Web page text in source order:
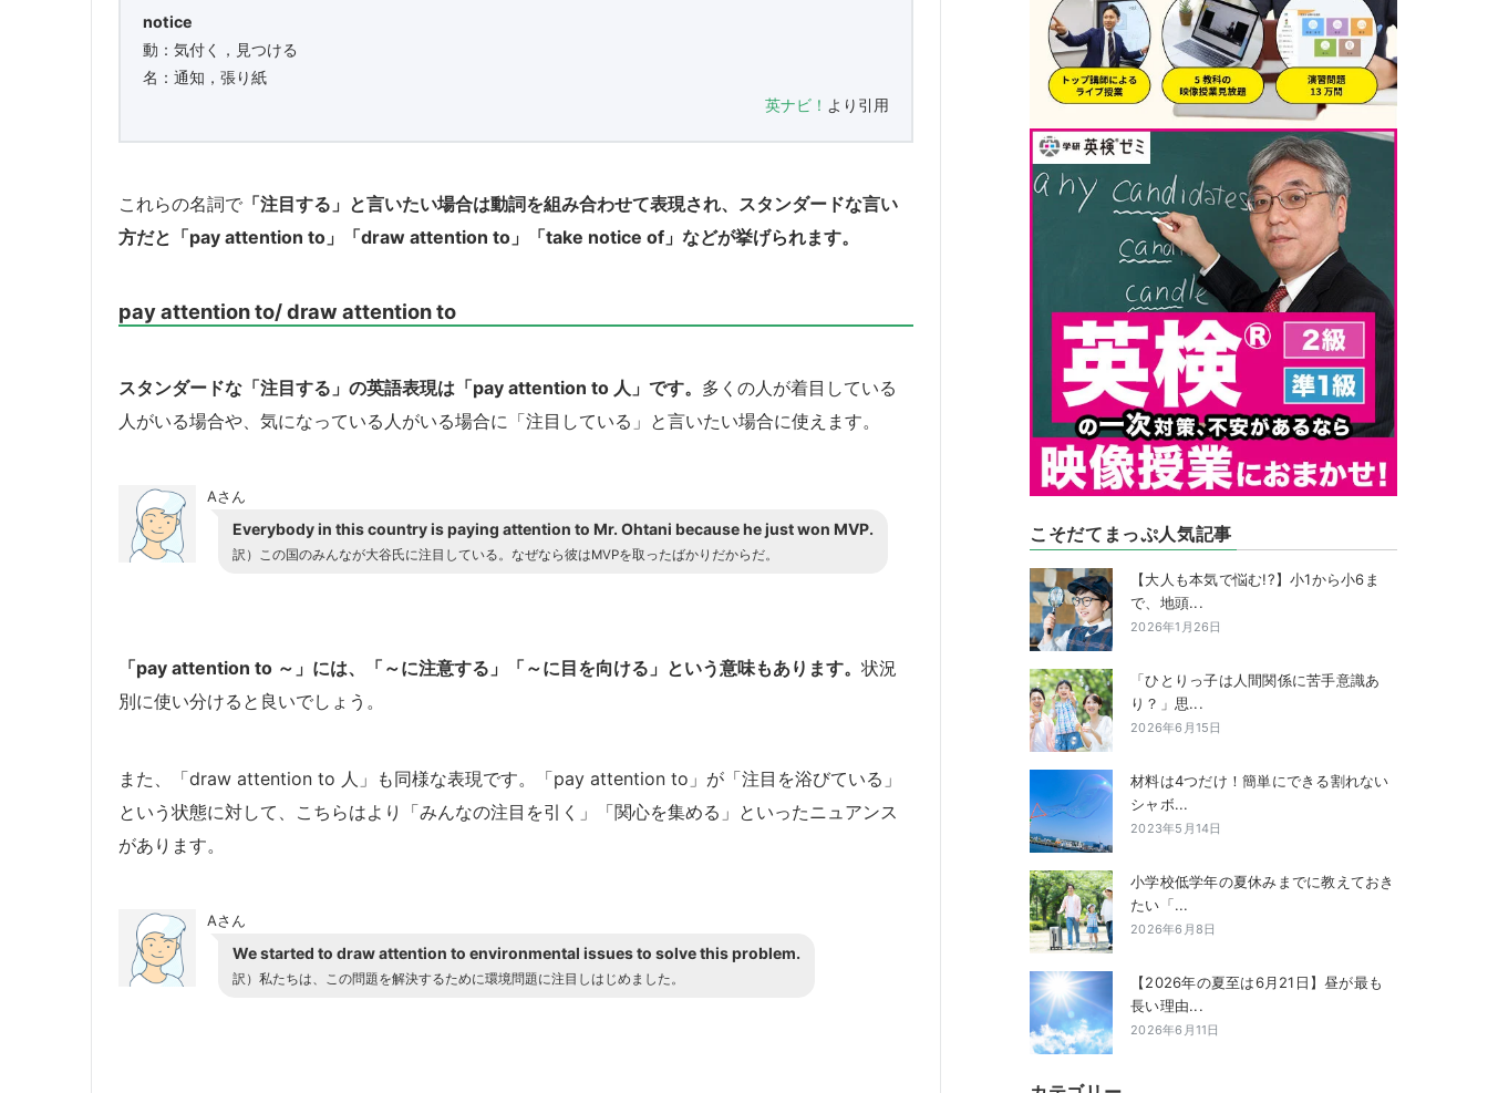
notice
動：気付く，見つける
名：通知，張り紙
英ナビ！ より引用
これらの名詞で 「注目する」と言いたい場合は動詞を組み合わせて表現され、スタンダードな言い
方だと「pay attention to」「draw attention to」「take notice of」などが挙げられます。
pay attention to/ draw attention to
スタンダードな「注目する」の英語表現は「pay attention to 人」です。 多くの人が着目している
人がいる場合や、気になっている人がいる場合に「注目している」と言いたい場合に使えます。
Aさん
Everybody in this country is paying attention to Mr. Ohtani because he just won MVP.
訳）この国のみんなが大谷氏に注目している。なぜなら彼はMVPを取ったばかりだからだ。
「pay attention to ～」には、「～に注意する」「～に目を向ける」という意味もあります。 状況
別に使い分けると良いでしょう。
また、「draw attention to 人」も同様な表現です。「pay attention to」が「注目を浴びている」
という状態に対して、こちらはより「みんなの注目を引く」「関心を集める」といったニュアンス
があります。
Aさん
We started to draw attention to environmental issues to solve this problem.
訳）私たちは、この問題を解決するために環境問題に注目しはじめました。
こそだてまっぷ人気記事
【大人も本気で悩む!?】小1から小6ま
で、地頭...
2026年1月26日
「ひとりっ子は人間関係に苦手意識あ
り？」思...
2026年6月15日
材料は4つだけ！簡単にできる割れない
シャボ...
2023年5月14日
小学校低学年の夏休みまでに教えておき
たい「...
2026年6月8日
【2026年の夏至は6月21日】昼が最も
長い理由...
2026年6月11日